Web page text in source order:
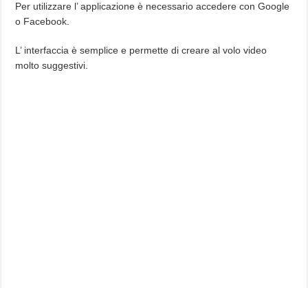
Per utilizzare l’ applicazione è necessario accedere con Google
o Facebook.
L’ interfaccia è semplice e permette di creare al volo video
molto suggestivi.